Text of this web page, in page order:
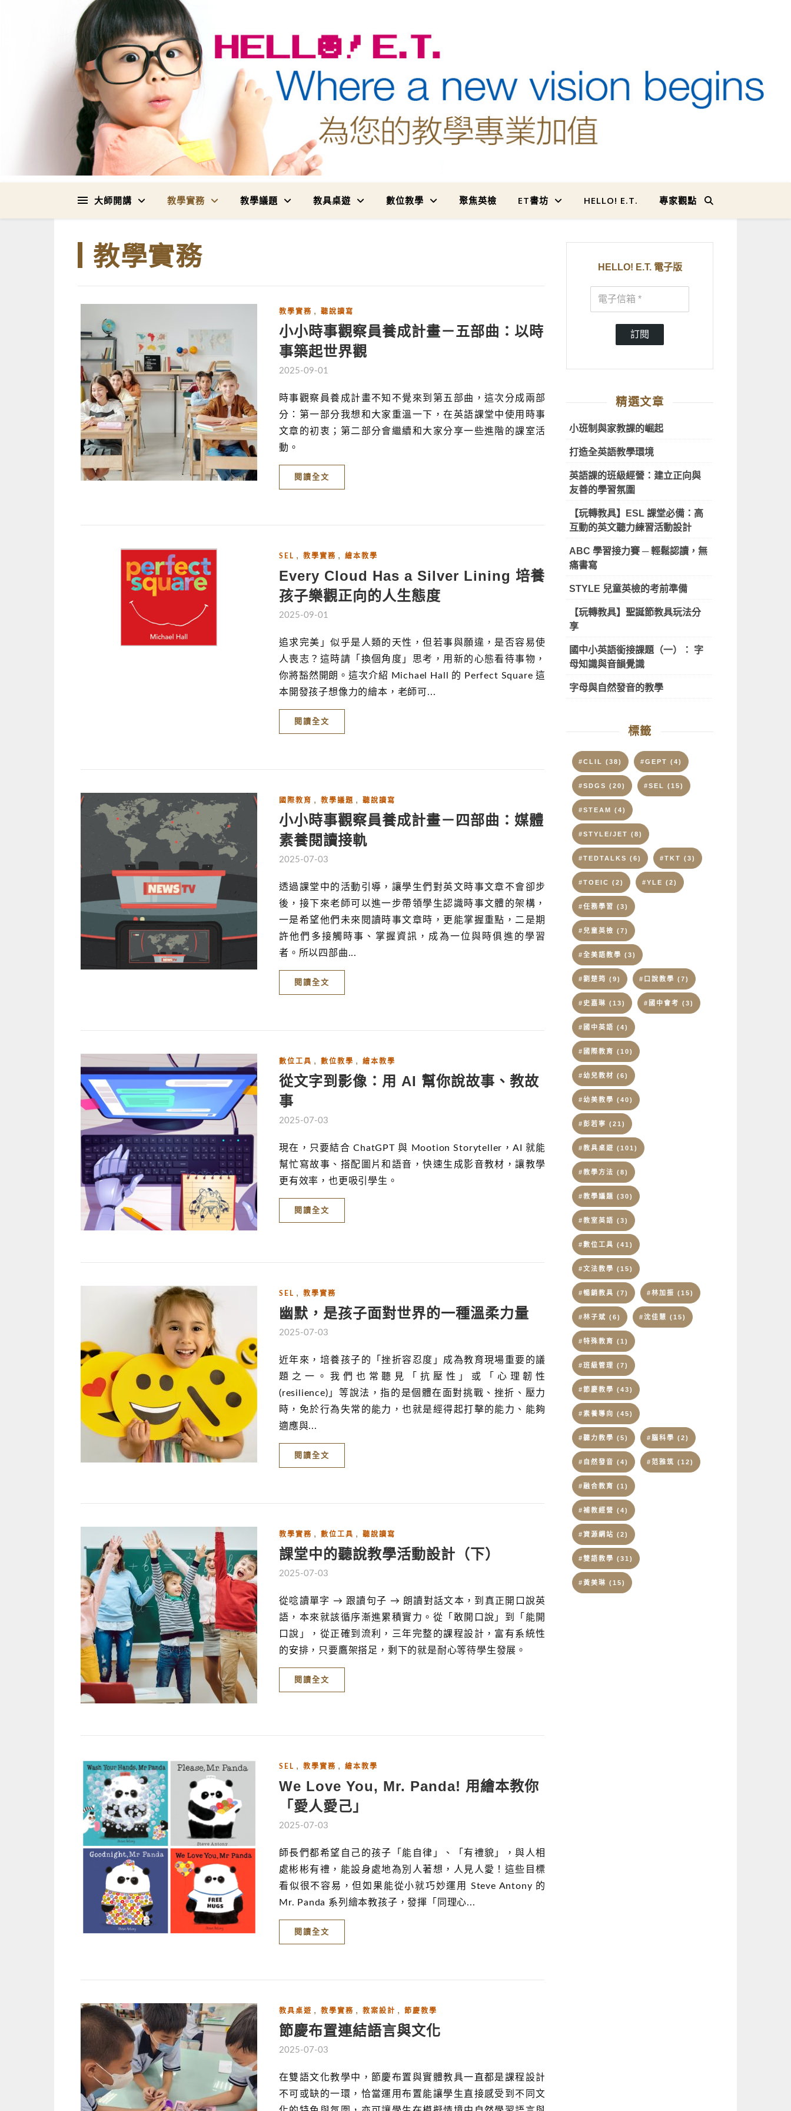
大師開講 教學實務 教學議題 教具桌遊 數位教學 聚焦英檢 ET書坊 HELLO! E.T. 專家觀點
教學實務
教學實務 , 聽說讀寫
小小時事觀察員養成計畫－五部曲：以時
事築起世界觀
2025-09-01
時事觀察員養成計畫不知不覺來到第五部曲，這次分成兩部
分：第一部分我想和大家重溫一下，在英語課堂中使用時事
文章的初衷；第二部分會繼續和大家分享一些進階的課室活
動。
閱讀全文
SEL , 教學實務 , 繪本教學
Every Cloud Has a Silver Lining 培養
孩子樂觀正向的人生態度
2025-09-01
追求完美」似乎是人類的天性，但若事與願違，是否容易使
人喪志？這時請「換個角度」思考，用新的心態看待事物，
你將豁然開朗。這次介紹 Michael Hall 的 Perfect Square 這
本開發孩子想像力的繪本，老師可...
閱讀全文
國際教育 , 教學議題 , 聽說讀寫
小小時事觀察員養成計畫－四部曲：媒體
素養閱讀接軌
2025-07-03
透過課堂中的活動引導，讓學生們對英文時事文章不會卻步
後，接下來老師可以進一步帶領學生認識時事文體的架構，
一是希望他們未來閱讀時事文章時，更能掌握重點，二是期
許他們多接觸時事、掌握資訊，成為一位與時俱進的學習
者。所以四部曲...
閱讀全文
數位工具 , 數位教學 , 繪本教學
從文字到影像：用 AI 幫你說故事、教故
事
2025-07-03
現在，只要結合 ChatGPT 與 Mootion Storyteller，AI 就能
幫忙寫故事、搭配圖片和語音，快速生成影音教材，讓教學
更有效率，也更吸引學生。
閱讀全文
SEL , 教學實務
幽默，是孩子面對世界的一種溫柔力量
2025-07-03
近年來，培養孩子的「挫折容忍度」成為教育現場重要的議
題之一。我們也常聽見「抗壓性」或「心理韌性
(resilience)」等說法，指的是個體在面對挑戰、挫折、壓力
時，免於行為失常的能力，也就是經得起打擊的能力、能夠
適應與...
閱讀全文
教學實務 , 數位工具 , 聽說讀寫
課堂中的聽說教學活動設計（下）
2025-07-03
從唸讀單字 → 跟讀句子 → 朗讀對話文本，到真正開口說英
語，本來就該循序漸進累積實力。從「敢開口說」到「能開
口說」，從正確到流利，三年完整的課程設計，富有系統性
的安排，只要鷹架搭足，剩下的就是耐心等待學生發展。
閱讀全文
SEL , 教學實務 , 繪本教學
We Love You, Mr. Panda! 用繪本教你
「愛人愛己」
2025-07-03
師長們都希望自己的孩子「能自律」、「有禮貌」，與人相
處彬彬有禮，能設身處地為別人著想，人見人愛！這些目標
看似很不容易，但如果能從小就巧妙運用 Steve Antony 的
Mr. Panda 系列繪本教孩子，發揮「同理心...
閱讀全文
教具桌遊 , 教學實務 , 教案設計 , 節慶教學
節慶布置連結語言與文化
2025-07-03
在雙語文化教學中，節慶布置與實體教具一直都是課程設計
不可或缺的一環，恰當運用布置能讓學生直接感受到不同文
HELLO! E.T. 電子版
訂閱
精選文章
小班制與家教課的崛起
打造全英語教學環境
英語課的班級經營：建立正向與
友善的學習氛圍
【玩轉教具】ESL 課堂必備：高
互動的英文聽力練習活動設計
ABC 學習接力賽 ─ 輕鬆認讀，無
痛書寫
STYLE 兒童英檢的考前準備
【玩轉教具】聖誕節教具玩法分
享
國中小英語銜接課題（一）： 字
母知識與音韻覺識
字母與自然發音的教學
標籤
#CLIL (38) #GEPT (4)
#SDGS (20) #SEL (15)
#STEAM (4)
#STYLE/JET (8)
#TEDTALKS (6) #TKT (3)
#TOEIC (2) #YLE (2)
#任務學習 (3)
#兒童英檢 (7)
#全美語教學 (3)
#劉楚筠 (9) #口說教學 (7)
#史嘉琳 (13) #國中會考 (3)
#國中英語 (4)
#國際教育 (10)
#幼兒教材 (6)
#幼美教學 (40)
#彭若寧 (21)
#教具桌遊 (101)
#教學方法 (8)
#教學議題 (30)
#教室英語 (3)
#數位工具 (41)
#文法教學 (15)
#暢銷教具 (7) #林加振 (15)
#林子斌 (6) #沈佳慧 (15)
#特殊教育 (1)
#班級管理 (7)
#節慶教學 (43)
#素養導向 (45)
#聽力教學 (5) #腦科學 (2)
#自然發音 (4) #范雅筑 (12)
#融合教育 (1)
#補教經營 (4)
#資源網站 (2)
#雙語教學 (31)
#黃美琳 (15)